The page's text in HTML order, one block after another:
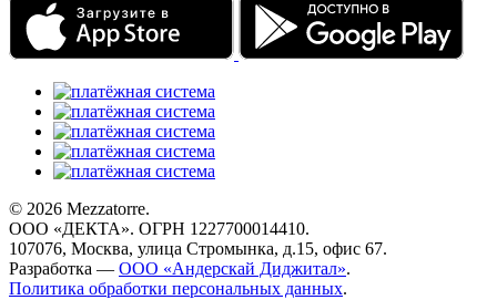
© 2026 Mezzatorre.
ООО «ДЕКТА». ОГРН 1227700014410.
107076, Москва, улица Стромынка, д.15, офис 67.
Разработка — ООО «Андерскай Диджитал».
Политика обработки персональных данных.